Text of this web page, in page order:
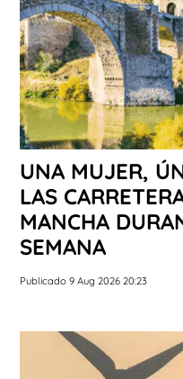
UNA MUJER,
LAS
MANCHA
SEMANA
Publicado 9 Aug 2026 20:23